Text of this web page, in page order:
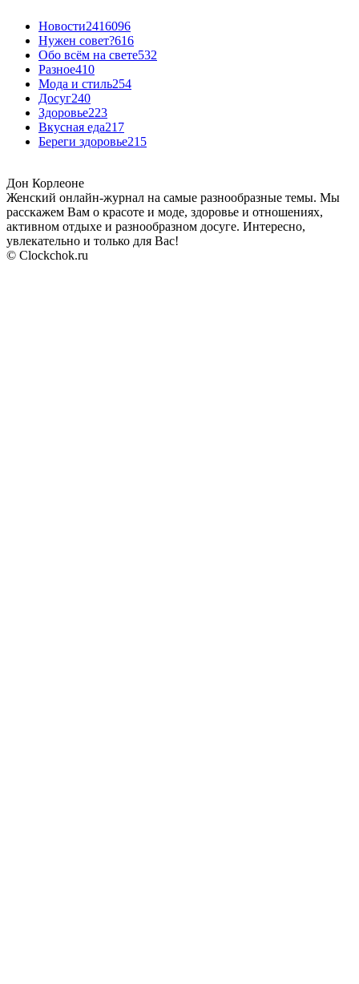
Новости2416096
Нужен совет?616
Обо всём на свете532
Разное410
Мода и стиль254
Досуг240
Здоровье223
Вкусная еда217
Береги здоровье215
Дон Корлеоне
Женский онлайн-журнал на самые разнообразные темы. Мы
расскажем Вам о красоте и моде, здоровье и отношениях,
активном отдыхе и разнообразном досуге. Интересно,
увлекательно и только для Вас!
© Clockchok.ru